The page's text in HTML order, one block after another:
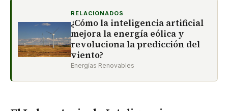
RELACIONADOS
¿Cómo la inteligencia artificial
mejora la energía eólica y
revoluciona la predicción del
viento?
Energías Renovables